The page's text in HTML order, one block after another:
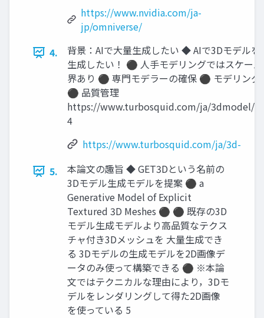
https://www.nvidia.com/ja-
jp/omniverse/
4.
背景：AIで大量生成したい ◆ AIで3Dモデルを
生成したい！ ⚫ 人手モデリングではスケー
界あり ⚫ 専門モデラーの確保 ⚫ モデリング
⚫ 品質管理
https://www.turbosquid.com/ja/3dmodel/
4
https://www.turbosquid.com/ja/3d-
5.
本論文の趣旨 ◆ GET3Dという名前の
3Dモデル生成モデルを提案 ⚫ a
Generative Model of Explicit
Textured 3D Meshes ⚫ ⚫ 既存の3D
モデル生成モデルより高品質なテクス
チャ付き3Dメッシュを 大量生成でき
る 3Dモデルの生成モデルを2D画像デ
ータのみ使って構築できる ⚫ ※本論
文ではテクニカルな理由により，3Dモ
デルをレンダリングして得た2D画像
を使っている 5